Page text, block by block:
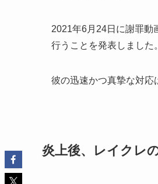
2021年6月24日に謝罪動
行うことを発表しました。
彼の迅速かつ真摯な対応
炎上後、レイクレ